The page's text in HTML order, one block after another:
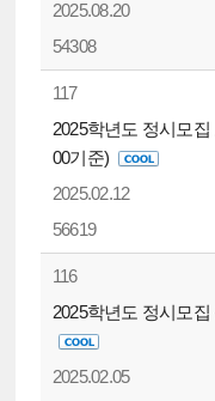
2025.08.20
54308
117
2025학년도 정시모집
00기준)
2025.02.12
56619
116
2025학년도 정시모
2025.02.05